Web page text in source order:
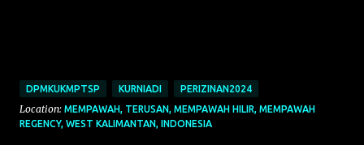
DPMKUKMPTSP KURNIADI PERIZINAN2024
Location: MEMPAWAH, TERUSAN, MEMPAWAH HILIR, MEMPAWAH
REGENCY, WEST KALIMANTAN, INDONESIA